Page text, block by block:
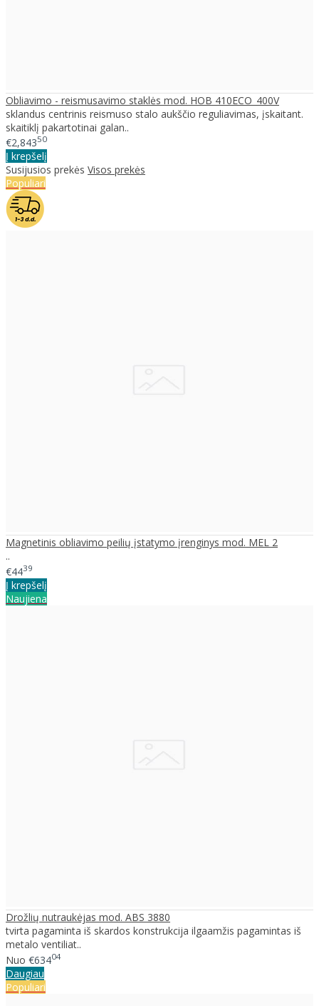
Obliavimo - reismusavimo staklės mod. HOB 410ECO_400V
sklandus centrinis reismuso stalo aukščio reguliavimas, įskaitant.
skaitiklį pakartotinai galan..
€2,84350
Į krepšelį
Susijusios prekės Visos prekės
Populiari
Magnetinis obliavimo peilių įstatymo įrenginys mod. MEL 2
..
€4439
Į krepšelį
Naujiena
Drožlių nutraukėjas mod. ABS 3880
tvirta pagaminta iš skardos konstrukcija ilgaamžis pagamintas iš
metalo ventiliat..
Nuo €63404
Daugiau
Populiari